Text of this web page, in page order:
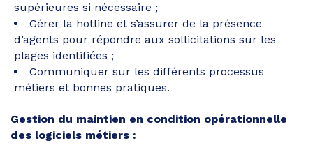
supérieures si nécessaire ;
Gérer la hotline et s’assurer de la présence
d’agents pour répondre aux sollicitations sur les
plages identifiées ;
Communiquer sur les différents processus
métiers et bonnes pratiques.
Gestion du maintien en condition opérationnelle
des logiciels métiers :